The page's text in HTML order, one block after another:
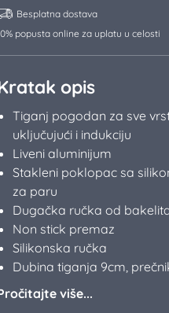
Besplatna dostava
popusta online za uplatu u celosti
opis
Tiganj pogodan za sve
uključujući i indukciju
Liveni aluminijum
Stakleni poklopac sa
za paru
Dugačka ručka od
Non stick premaz
Silikonska ručka
Dubina tiganja 9cm,
više...